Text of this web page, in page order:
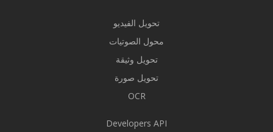
تحويل الفيديو
محول الصوتيات
تحويل وثيقة
تحويل صورة
OCR
Developers API